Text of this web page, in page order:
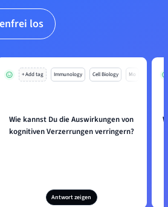
los
+ Add tag Immunology Cell Biology Mo
Wie kannst Du die Auswirkungen von
kognitiven Verzerrungen verringern?
Antwort zeigen